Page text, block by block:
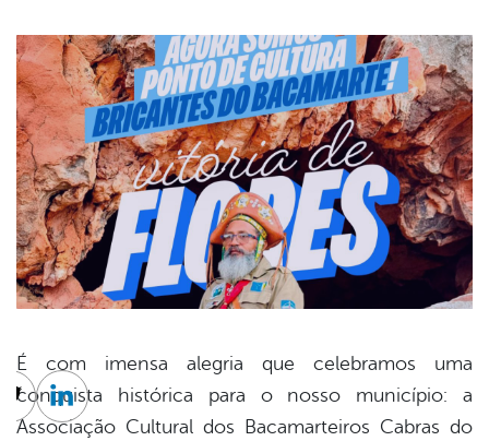
É com imensa alegria que celebramos uma
conquista histórica para o nosso município: a
Associação Cultural dos Bacamarteiros Cabras do
Twitter
Linkedin